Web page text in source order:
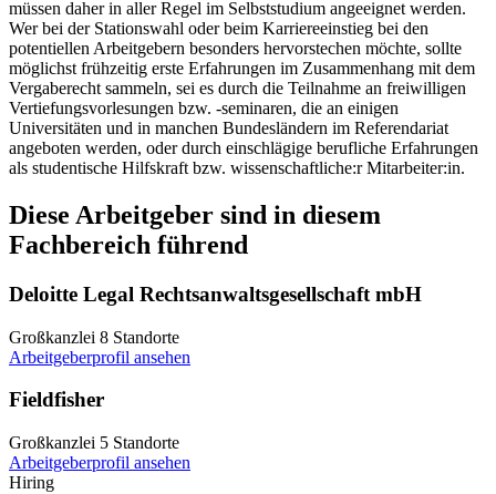
müssen daher in aller Regel im Selbststudium angeeignet werden.
Wer bei der Stationswahl oder beim Karriereeinstieg bei den
potentiellen Arbeitgebern besonders hervorstechen möchte, sollte
möglichst frühzeitig erste Erfahrungen im Zusammenhang mit dem
Vergaberecht sammeln, sei es durch die Teilnahme an freiwilligen
Vertiefungsvorlesungen bzw. -seminaren, die an einigen
Universitäten und in manchen Bundesländern im Referendariat
angeboten werden, oder durch einschlägige berufliche Erfahrungen
als studentische Hilfskraft bzw. wissenschaftliche:r Mitarbeiter:in.
Diese Arbeitgeber sind in diesem
Fachbereich führend
Deloitte Legal Rechtsanwaltsgesellschaft mbH
Großkanzlei 8 Standorte
Arbeitgeberprofil ansehen
Fieldfisher
Großkanzlei 5 Standorte
Arbeitgeberprofil ansehen
Hiring